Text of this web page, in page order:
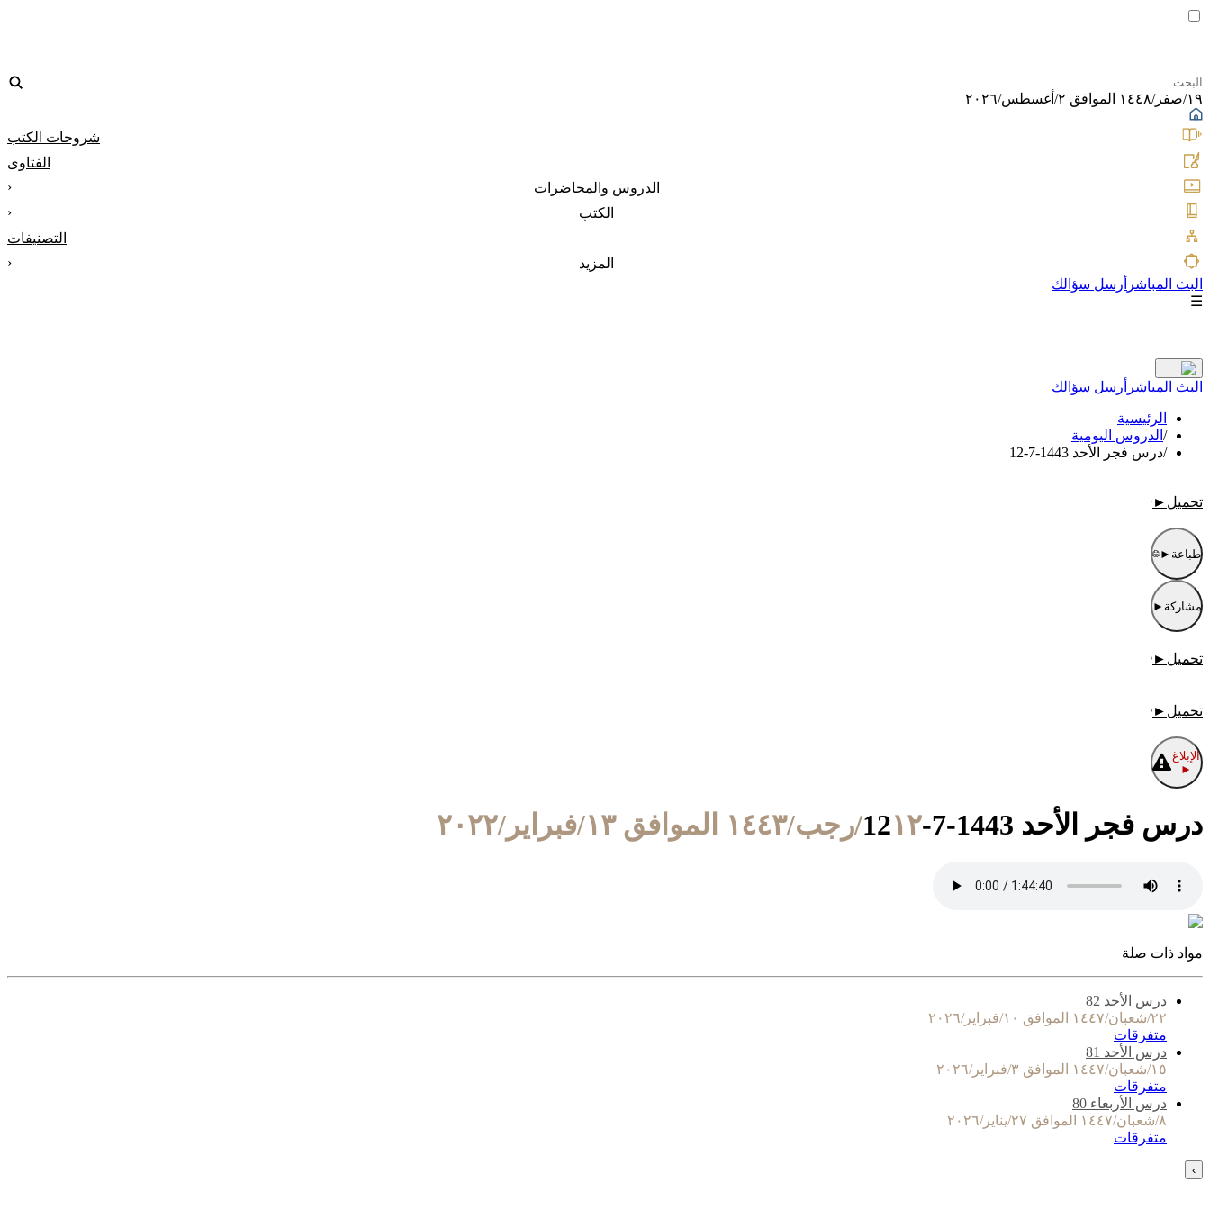
١٩/صفر/١٤٤٨ الموافق ٢/أغسطس/٢٠٢٦
شروحات الكتب
الفتاوى
الدروس والمحاضرات
‹
الكتب
‹
التصنيفات
المزيد
‹
البث المباشر أرسل سؤالك
☰
البث المباشر أرسل سؤالك
الرئيسية
/ الدروس اليومية
/درس فجر الأحد 1443-7-12
تحميل ►
طباعة ►
مشاركة ►
تحميل ►
تحميل ►
الإبلاغ
►
درس فجر الأحد 1443-7-12 ١٢/رجب/١٤٤٣ الموافق ١٣/فبراير/٢٠٢٢
مواد ذات صلة
درس الأحد 82
٢٢/شعبان/١٤٤٧ الموافق ١٠/فبراير/٢٠٢٦
متفرقات
درس الأحد 81
١٥/شعبان/١٤٤٧ الموافق ٣/فبراير/٢٠٢٦
متفرقات
درس الأربعاء 80
٨/شعبان/١٤٤٧ الموافق ٢٧/يناير/٢٠٢٦
متفرقات
›